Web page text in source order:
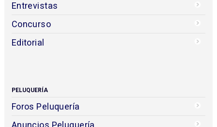
Entrevistas
Concurso
Editorial
PELUQUERÍA
Foros Peluquería
Anuncios Peluquería